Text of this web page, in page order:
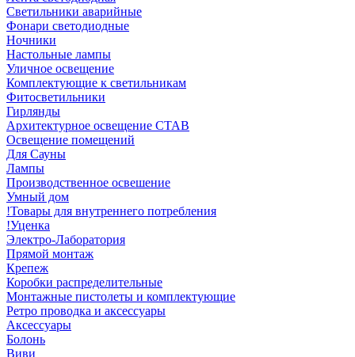
Светильники аварийные
Фонари светодиодные
Ночники
Настольные лампы
Уличное освещение
Комплектующие к светильникам
Фитосветильники
Гирлянды
Архитектурное освещение СТАВ
Освещение помещений
Для Сауны
Лампы
Производственное освешение
Умный дом
!Товары для внутреннего потребления
!Уценка
Электро-Лаборатория
Прямой монтаж
Крепеж
Коробки распределительные
Монтажные пистолеты и комплектующие
Ретро проводка и аксессуары
Аксессуары
Болонь
Виви